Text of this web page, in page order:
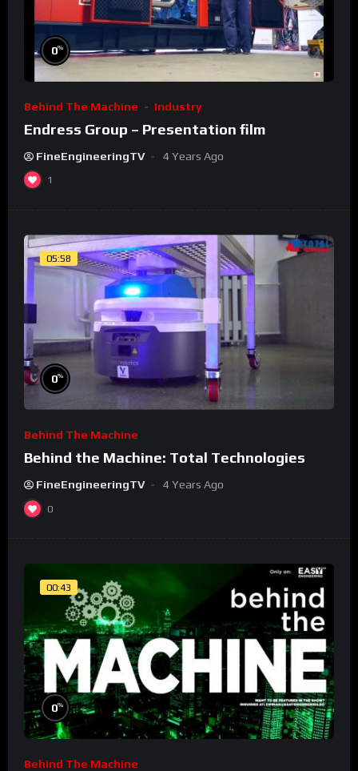
0%
Behind The Machine Industry
Endress Group – Presentation film
FineEngineeringTV 4 Years Ago
1
05:58
0%
Behind The Machine
Behind the Machine: Total Technologies
FineEngineeringTV 4 Years Ago
0
00:43
0%
Behind The Machine